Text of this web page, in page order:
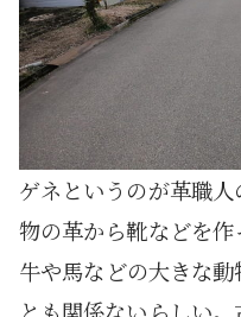
ゲネというのが革職
物の革から靴などを
牛や馬などの大きな